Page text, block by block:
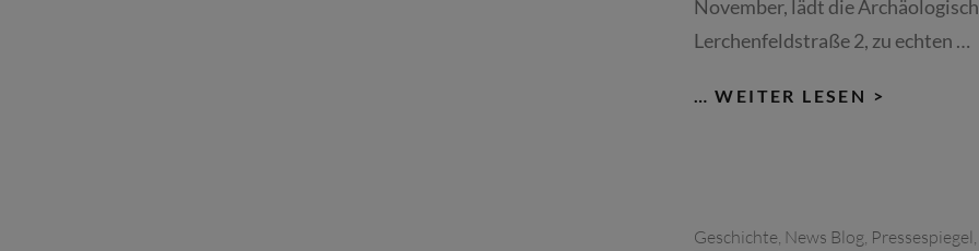
November, lädt die
Lerchenfeldstraße 2, zu echten …
… WEITER LESEN >
Categories:
Geschichte, News Blog, Pressespiegel,